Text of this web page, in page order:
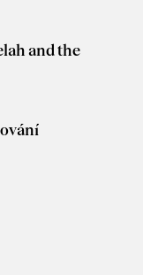
and the